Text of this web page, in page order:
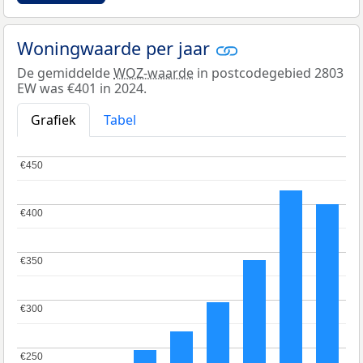
Woningwaarde per jaar
De gemiddeldeWOZ-waarde in postcodegebied 2803
EW was €401 in 2024.
Grafiek
Tabel
€250
€250
€300
€300
€350
€350
€400
€400
€450
€450